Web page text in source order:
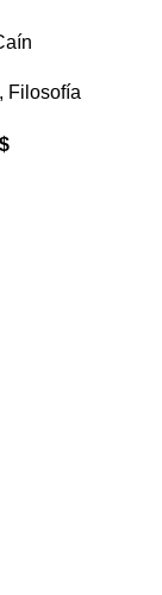
Filosofía
$